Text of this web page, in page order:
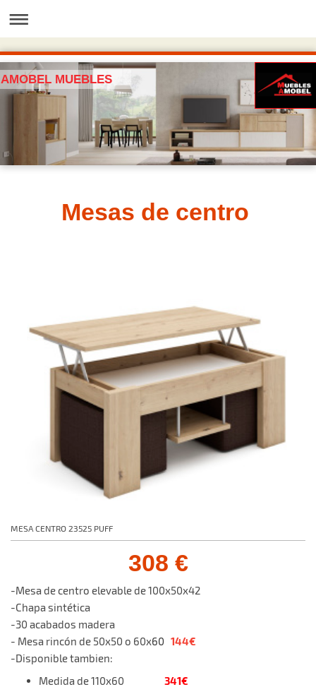
AMOBEL MUEBLES
Mesas de centro
MESA CENTRO 23525 PUFF
308 €
-Mesa de centro elevable de 100x50x42
-Chapa sintética
-30 acabados madera
- Mesa rincón de 50x50 o 60x60 144€
-Disponible tambien:
Medida de 110x60 341€